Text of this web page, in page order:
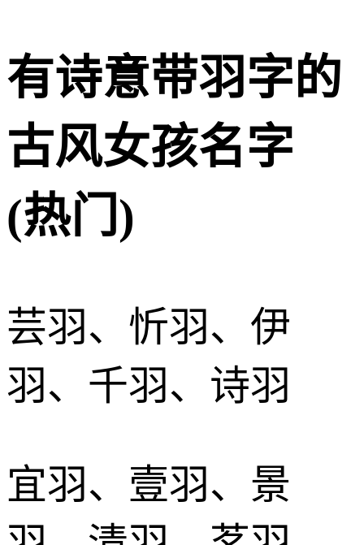
有诗意带羽字的
古风女孩名字
(热门)
芸羽、忻羽、伊
羽、千羽、诗羽
宜羽、壹羽、景